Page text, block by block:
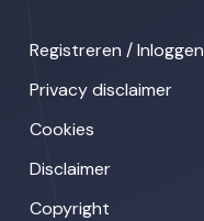
Registreren / Inloggen
Privacy disclaimer
Cookies
Disclaimer
Copyright